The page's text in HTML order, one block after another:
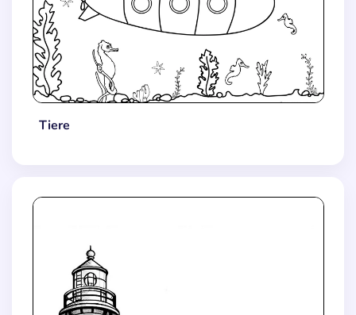
Tiere